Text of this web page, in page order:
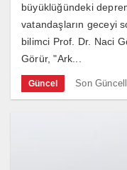
büyüklüğündeki
vatandaşların geceyi
bilimci Prof. Dr. Naci
Görür, "Ark...
Güncel Son